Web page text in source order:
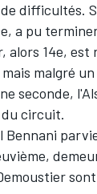
difficultés.
a pu
14e, est
malgré
seconde,
circuit.
Bennani